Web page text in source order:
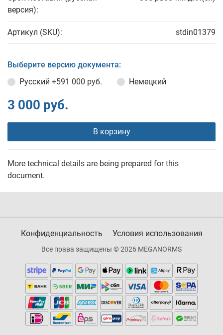
версия):
Артикул (SKU): stdin01379
Выберите версию документа:
Русский +591 000 руб. Немецкий
3 000 руб.
В корзину
More technical details are being prepared for this
document.
Конфиденциальность Условия использования
Все права защищены © 2026 MEGANORMS